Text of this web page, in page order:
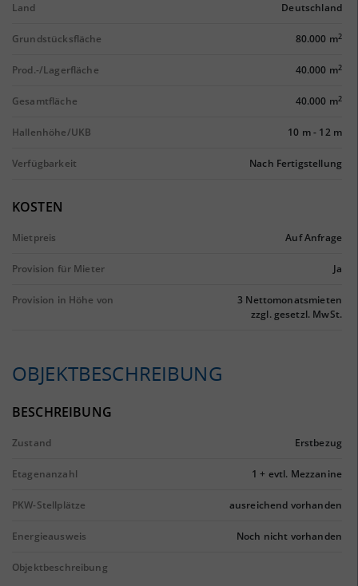
Land Deutschland
Grundstücksfläche 80.000 m2
Prod.-/Lagerfläche 40.000 m2
Gesamtfläche 40.000 m2
Hallenhöhe/UKB 10 m- 12 m
Verfügbarkeit Nach Fertigstellung
KOSTEN
Mietpreis Auf Anfrage
Provision für Mieter Ja
Provision in Höhe von
3 Nettomonatsmieten
zzgl. gesetzl. MwSt.
OBJEKTBESCHREIBUNG
BESCHREIBUNG
Zustand Erstbezug
Etagenanzahl 1 + evtl. Mezzanine
PKW-Stellplätze ausreichend vorhanden
Energieausweis Noch nicht vorhanden
Objektbeschreibung